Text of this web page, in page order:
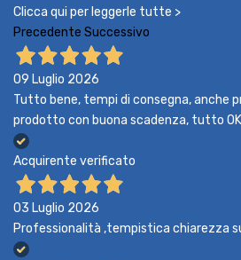
Clicca qui per leggerle tutte >
Precedente Successivo
09 Luglio 2026
Tutto bene, tempi di consegna, anche
prodotto con buona scadenza, tutto OK
Acquirente verificato
03 Luglio 2026
Professionalità ,tempistica chiarezza